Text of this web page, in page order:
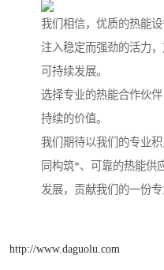
我们相信，优质的热能
注入稳定而强劲的活力
可持续发展。
选择专业的热能合作伙
持续的价值。
我们期待以我们的专业
同构筑*、可靠的热能供
发展，贡献我们的一份专
http://www.daguolu.com